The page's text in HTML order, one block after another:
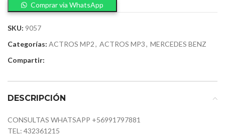
Comprar via WhatsApp
SKU: 9057
Categorías: ACTROS MP2, ACTROS MP3, MERCEDES BENZ
Compartir:
DESCRIPCIÓN
CONSULTAS WHATSAPP +56991797881
TEL: 432361215